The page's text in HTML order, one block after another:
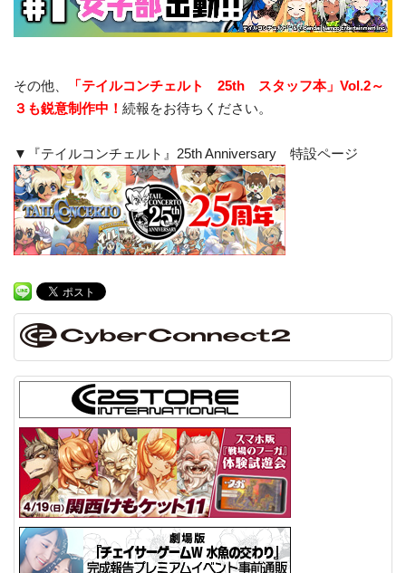
その他、
「テイルコンチェルト 25th スタッフ本」Vol.2～
３も鋭意制作中！ 続報をお待ちください。
▼『テイルコンチェルト』25th Anniversary 特設ページ